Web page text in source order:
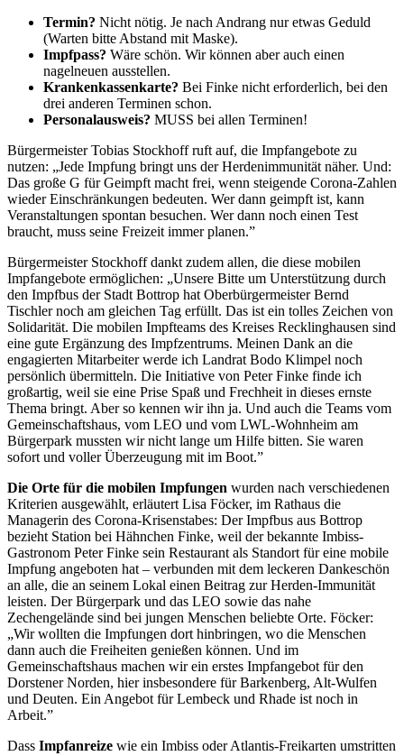
Termin? Nicht nötig. Je nach Andrang nur etwas Geduld
(Warten bitte Abstand mit Maske).
Impfpass? Wäre schön. Wir können aber auch einen
nagelneuen ausstellen.
Krankenkassenkarte? Bei Finke nicht erforderlich, bei den
drei anderen Terminen schon.
Personalausweis? MUSS bei allen Terminen!
Bürgermeister Tobias Stockhoff ruft auf, die Impfangebote zu
nutzen: „Jede Impfung bringt uns der Herdenimmunität näher. Und:
Das große G für Geimpft macht frei, wenn steigende Corona-Zahlen
wieder Einschränkungen bedeuten. Wer dann geimpft ist, kann
Veranstaltungen spontan besuchen. Wer dann noch einen Test
braucht, muss seine Freizeit immer planen.”
Bürgermeister Stockhoff dankt zudem allen, die diese mobilen
Impfangebote ermöglichen: „Unsere Bitte um Unterstützung durch
den Impfbus der Stadt Bottrop hat Oberbürgermeister Bernd
Tischler noch am gleichen Tag erfüllt. Das ist ein tolles Zeichen von
Solidarität. Die mobilen Impfteams des Kreises Recklinghausen sind
eine gute Ergänzung des Impfzentrums. Meinen Dank an die
engagierten Mitarbeiter werde ich Landrat Bodo Klimpel noch
persönlich übermitteln. Die Initiative von Peter Finke finde ich
großartig, weil sie eine Prise Spaß und Frechheit in dieses ernste
Thema bringt. Aber so kennen wir ihn ja. Und auch die Teams vom
Gemeinschaftshaus, vom LEO und vom LWL-Wohnheim am
Bürgerpark mussten wir nicht lange um Hilfe bitten. Sie waren
sofort und voller Überzeugung mit im Boot.”
Die Orte für die mobilen Impfungen wurden nach verschiedenen
Kriterien ausgewählt, erläutert Lisa Föcker, im Rathaus die
Managerin des Corona-Krisenstabes: Der Impfbus aus Bottrop
bezieht Station bei Hähnchen Finke, weil der bekannte Imbiss-
Gastronom Peter Finke sein Restaurant als Standort für eine mobile
Impfung angeboten hat – verbunden mit dem leckeren Dankeschön
an alle, die an seinem Lokal einen Beitrag zur Herden-Immunität
leisten. Der Bürgerpark und das LEO sowie das nahe
Zechengelände sind bei jungen Menschen beliebte Orte. Föcker:
„Wir wollten die Impfungen dort hinbringen, wo die Menschen
dann auch die Freiheiten genießen können. Und im
Gemeinschaftshaus machen wir ein erstes Impfangebot für den
Dorstener Norden, hier insbesondere für Barkenberg, Alt-Wulfen
und Deuten. Ein Angebot für Lembeck und Rhade ist noch in
Arbeit.”
Dass Impfanreize wie ein Imbiss oder Atlantis-Freikarten umstritten